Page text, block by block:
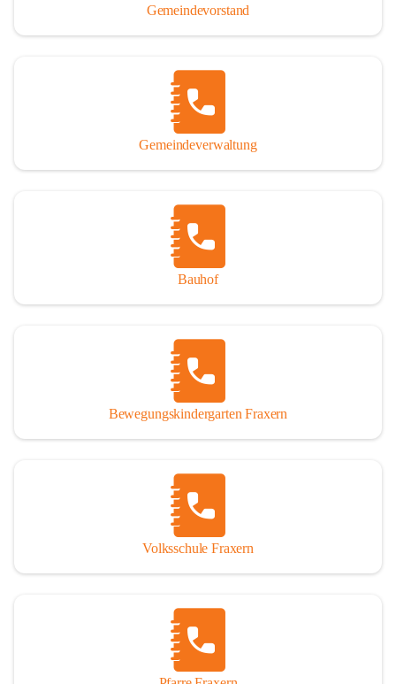
Gemeindevorstand
Gemeindeverwaltung
Bauhof
Bewegungskindergarten Fraxern
Volksschule Fraxern